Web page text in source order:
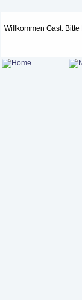
Willkommen Gast. Bitte